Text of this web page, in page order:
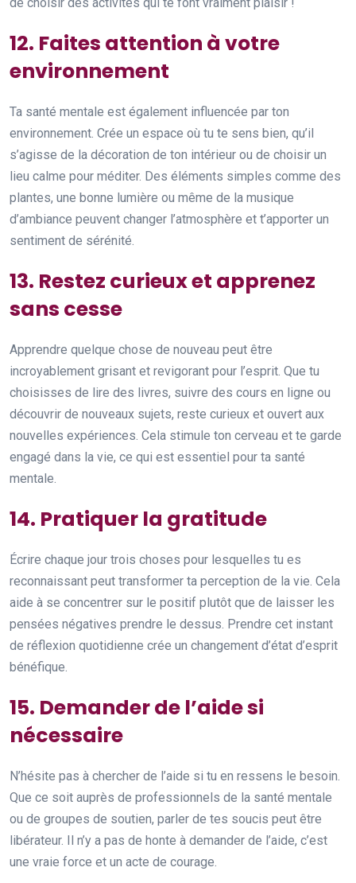
12. Faites attention à votre
environnement
Ta santé mentale est également influencée par ton
environnement. Crée un espace où tu te sens bien, qu’il
s’agisse de la décoration de ton intérieur ou de choisir un
lieu calme pour méditer. Des éléments simples comme des
plantes, une bonne lumière ou même de la musique
d’ambiance peuvent changer l’atmosphère et t’apporter un
sentiment de sérénité.
13. Restez curieux et apprenez
sans cesse
Apprendre quelque chose de nouveau peut être
incroyablement grisant et revigorant pour l’esprit. Que tu
choisisses de lire des livres, suivre des cours en ligne ou
découvrir de nouveaux sujets, reste curieux et ouvert aux
nouvelles expériences. Cela stimule ton cerveau et te garde
engagé dans la vie, ce qui est essentiel pour ta santé
mentale.
14. Pratiquer la gratitude
Écrire chaque jour trois choses pour lesquelles tu es
reconnaissant peut transformer ta perception de la vie. Cela
aide à se concentrer sur le positif plutôt que de laisser les
pensées négatives prendre le dessus. Prendre cet instant
de réflexion quotidienne crée un changement d’état d’esprit
bénéfique.
15. Demander de l’aide si
nécessaire
N’hésite pas à chercher de l’aide si tu en ressens le besoin.
Que ce soit auprès de professionnels de la santé mentale
ou de groupes de soutien, parler de tes soucis peut être
libérateur. Il n’y a pas de honte à demander de l’aide, c’est
une vraie force et un acte de courage.